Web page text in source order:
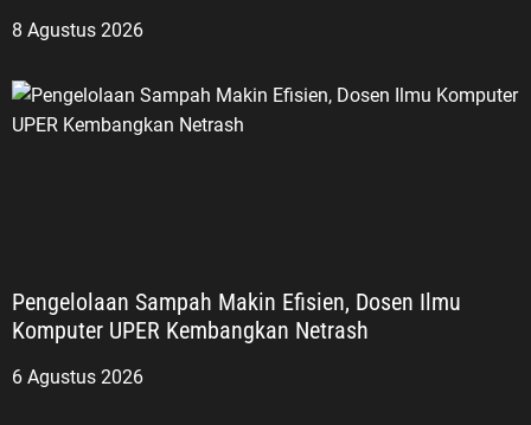
8 Agustus 2026
Pengelolaan Sampah Makin Efisien, Dosen Ilmu
Komputer UPER Kembangkan Netrash
6 Agustus 2026